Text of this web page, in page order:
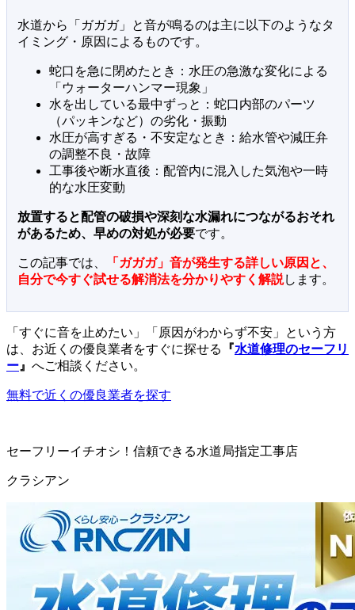
水道から「ガガガ」と音が鳴るのは主に以下のようなタ
イミング・原因によるものです。
蛇口を急に閉めたとき：水圧の急激な変化による
「ウォーターハンマー現象」
水を出している最中ずっと：蛇口内部のパーツ
（パッキンなど）の劣化・振動
水圧が高すぎる・不安定なとき：給水管や減圧弁
の調整不良・故障
工事後や断水直後：配管内に混入した気泡や一時
的な水圧変動
放置すると配管の破損や深刻な水漏れにつながるおそれ
があるため、早めの対処が必要です。
この記事では、
「ガガガ」音が発生する詳しい原因と、
自分で今すぐ試せる解消法を分かりやすく解説します。
「すぐに音を止めたい」「原因がわからず不安」という方
は、お近くの優良業者をすぐに探せる
『水道修理のセーフリ
ー 』 へご相談ください。
無料で近くの優良業者を探す
セーフリーイチオシ！信頼できる水道局指定工事店
クラシアン